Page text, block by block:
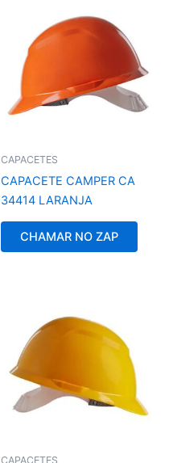
CAPACETES
CAPACETE CAMPER CA
34414 LARANJA
CHAMAR NO ZAP
CAPACETES